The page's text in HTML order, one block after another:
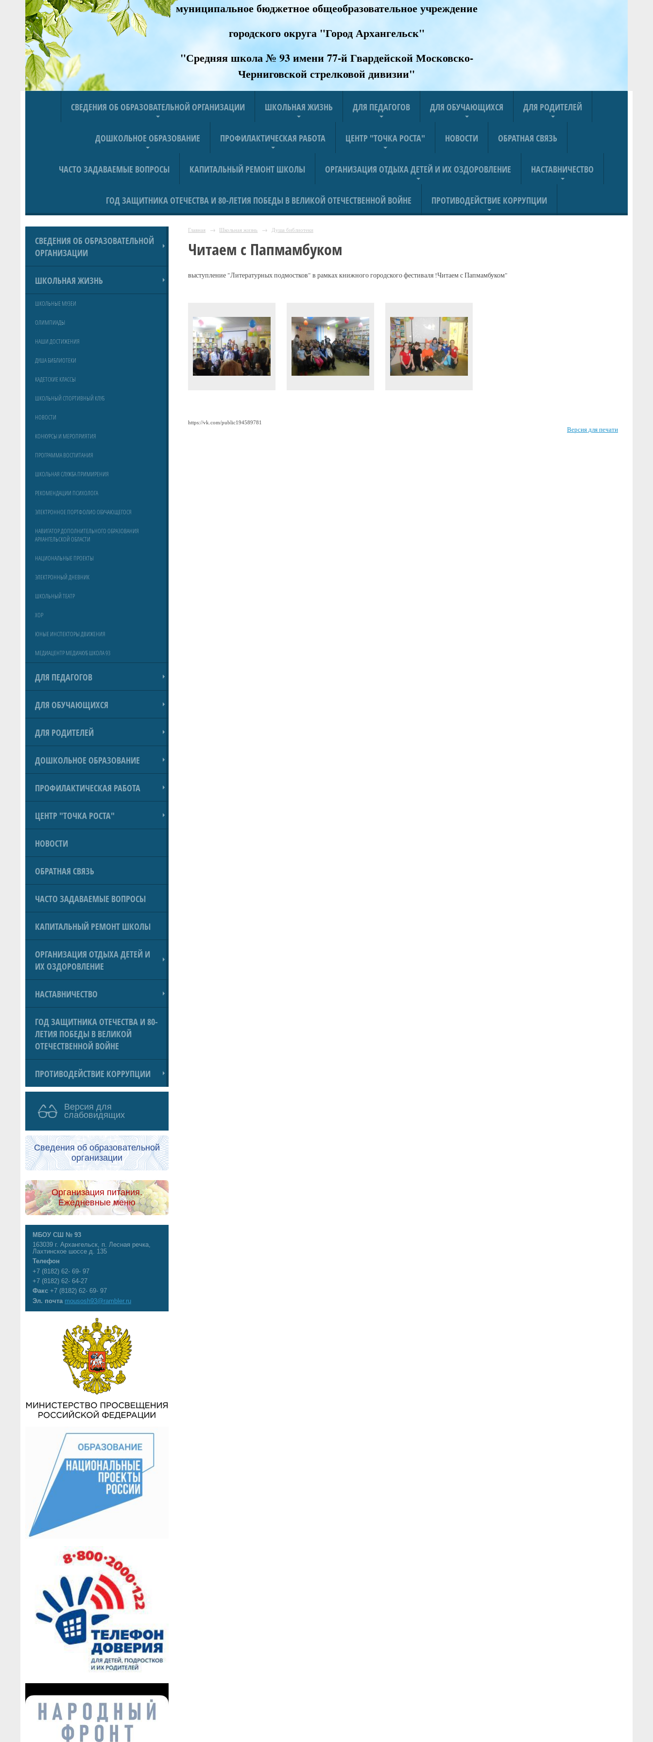
муниципальное бюджетное общеобразовательное учреждение
городского округа "Город Архангельск"
"Средняя школа № 93 имени 77-й Гвардейской Московско-
Черниговской стрелковой дивизии"
СВЕДЕНИЯ ОБ ОБРАЗОВАТЕЛЬНОЙ ОРГАНИЗАЦИИ ШКОЛЬНАЯ ЖИЗНЬ ДЛЯ ПЕДАГОГОВ ДЛЯ ОБУЧАЮЩИХСЯ ДЛЯ РОДИТЕЛЕЙ
ДОШКОЛЬНОЕ ОБРАЗОВАНИЕ ПРОФИЛАКТИЧЕСКАЯ РАБОТА ЦЕНТР "ТОЧКА РОСТА" НОВОСТИ ОБРАТНАЯ СВЯЗЬ
ЧАСТО ЗАДАВАЕМЫЕ ВОПРОСЫ КАПИТАЛЬНЫЙ РЕМОНТ ШКОЛЫ ОРГАНИЗАЦИЯ ОТДЫХА ДЕТЕЙ И ИХ ОЗДОРОВЛЕНИЕ НАСТАВНИЧЕСТВО
ГОД ЗАЩИТНИКА ОТЕЧЕСТВА И 80-ЛЕТИЯ ПОБЕДЫ В ВЕЛИКОЙ ОТЕЧЕСТВЕННОЙ ВОЙНЕ ПРОТИВОДЕЙСТВИЕ КОРРУПЦИИ
СВЕДЕНИЯ ОБ ОБРАЗОВАТЕЛЬНОЙ
ОРГАНИЗАЦИИ
ШКОЛЬНАЯ ЖИЗНЬ
ШКОЛЬНЫЕ МУЗЕИ
ОЛИМПИАДЫ
НАШИ ДОСТИЖЕНИЯ
ДУША БИБЛИОТЕКИ
КАДЕТСКИЕ КЛАССЫ
ШКОЛЬНЫЙ СПОРТИВНЫЙ КЛУБ
НОВОСТИ
КОНКУРСЫ И МЕРОПРИЯТИЯ
ПРОГРАММА ВОСПИТАНИЯ
ШКОЛЬНАЯ СЛУЖБА ПРИМИРЕНИЯ
РЕКОМЕНДАЦИИ ПСИХОЛОГА
ЭЛЕКТРОННОЕ ПОРТФОЛИО ОБУЧАЮЩЕГОСЯ
НАВИГАТОР ДОПОЛНИТЕЛЬНОГО ОБРАЗОВАНИЯ
АРХАНГЕЛЬСКОЙ ОБЛАСТИ
НАЦИОНАЛЬНЫЕ ПРОЕКТЫ
ЭЛЕКТРОННЫЙ ДНЕВНИК
ШКОЛЬНЫЙ ТЕАТР
ХОР
ЮНЫЕ ИНСПЕКТОРЫ ДВИЖЕНИЯ
МЕДИАЦЕНТР МЕДИАКУБ ШКОЛА 93
ДЛЯ ПЕДАГОГОВ
ДЛЯ ОБУЧАЮЩИХСЯ
ДЛЯ РОДИТЕЛЕЙ
ДОШКОЛЬНОЕ ОБРАЗОВАНИЕ
ПРОФИЛАКТИЧЕСКАЯ РАБОТА
ЦЕНТР "ТОЧКА РОСТА"
НОВОСТИ
ОБРАТНАЯ СВЯЗЬ
ЧАСТО ЗАДАВАЕМЫЕ ВОПРОСЫ
КАПИТАЛЬНЫЙ РЕМОНТ ШКОЛЫ
ОРГАНИЗАЦИЯ ОТДЫХА ДЕТЕЙ И
ИХ ОЗДОРОВЛЕНИЕ
НАСТАВНИЧЕСТВО
ГОД ЗАЩИТНИКА ОТЕЧЕСТВА И 80-
ЛЕТИЯ ПОБЕДЫ В ВЕЛИКОЙ
ОТЕЧЕСТВЕННОЙ ВОЙНЕ
ПРОТИВОДЕЙСТВИЕ КОРРУПЦИИ
Версия для
слабовидящих
Сведения об образовательной
организации
Организация питания.
Ежедневные меню
МБОУ СШ № 93
163039 г. Архангельск, п. Лесная речка,
Лахтинское шоссе д. 135
Телефон
+7 (8182) 62- 69- 97
+7 (8182) 62- 64-27
Факс +7 (8182) 62- 69- 97
Эл. почта mousosh93@rambler.ru
Главная → Школьная жизнь → Душа библиотеки
Читаем с Папмамбуком
выступление "Литературных подмостков" в рамках книжного городского фестиваля !Читаем с Папмамбуком"
https://vk.com/public194589781
Версия для печати